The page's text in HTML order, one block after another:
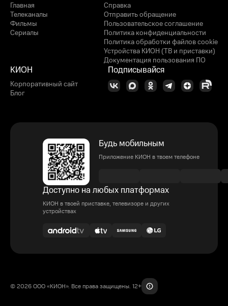
Главная
Телеканалы
Фильмы
Сериалы
Справка
Отправить обращение
Пользовательское соглашение
Политика конфиденциальности
Политика обработки файлов cookie
Устройства КИОН (ТВ и приставки)
Документация пользования ПО
КИОН
Корпоративный сайт
Блог
Подписывайся
Будь мобильным
Приложение КИОН в твоем телефоне
Доступно на любых платформах
КИОН в твоей приставке, телевизоре и других
устройствах
© 2026 ООО «КИОН». Все права защищены. 12+